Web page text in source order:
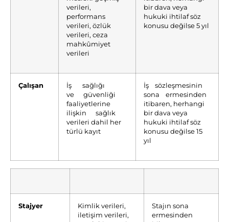
verileri,
performans
verileri, özlük
verileri, ceza
mahkûmiyet
verileri
bir dava veya
hukuki ihtilaf söz
konusu değilse 5 yıl
Çalışan
İş sağlığı
ve güvenliği
faaliyetlerine
ilişkin sağlık
verileri dahil her
türlü kayıt
İş sözleşmesinin
sona ermesinden
itibaren, herhangi
bir dava veya
hukuki ihtilaf söz
konusu değilse 15
yıl
Stajyer
Kimlik verileri,
iletişim verileri,
Stajın sona
ermesinden